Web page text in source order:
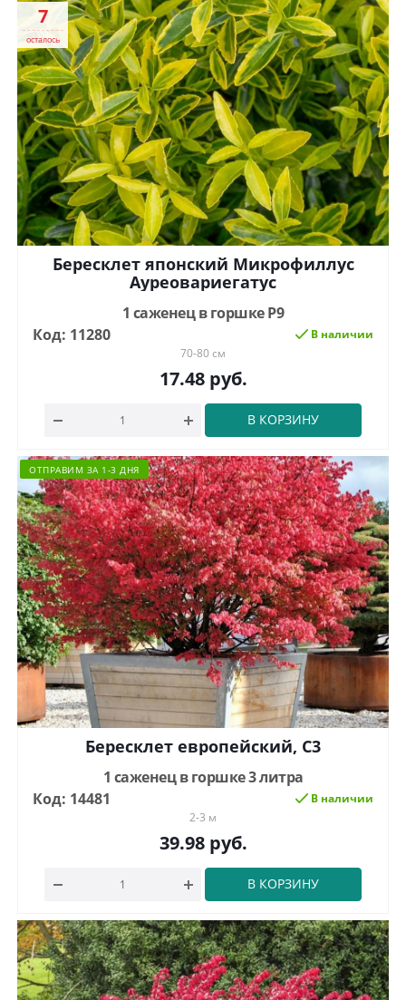
7
осталось
Бересклет японский Микрофиллус
Ауреовариегатус
1 саженец в горшке Р9
Код: 11280
В наличии
70-80 см
17.48руб.
В КОРЗИНУ
ОТПРАВИМ ЗА 1-3 ДНЯ
Бересклет европейский, С3
1 саженец в горшке 3 литра
Код: 14481
В наличии
2-3 м
39.98руб.
В КОРЗИНУ